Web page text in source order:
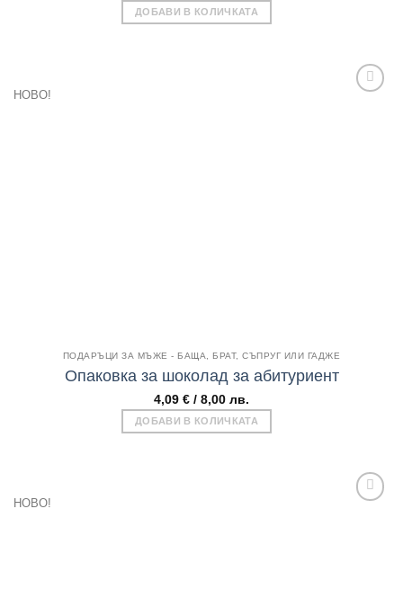
ДОБАВИ В КОЛИЧКАТА
НОВО!
Бърз погледПОДАРЪЦИ ЗА МЪЖЕ - БАЩА, БРАТ, СЪПРУГ ИЛИ ГАДЖЕ
Опаковка за шоколад за абитуриент
4,09 € / 8,00 лв.
ДОБАВИ В КОЛИЧКАТА
НОВО!